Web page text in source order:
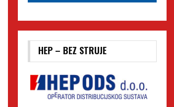
HEP – BEZ STRUJE